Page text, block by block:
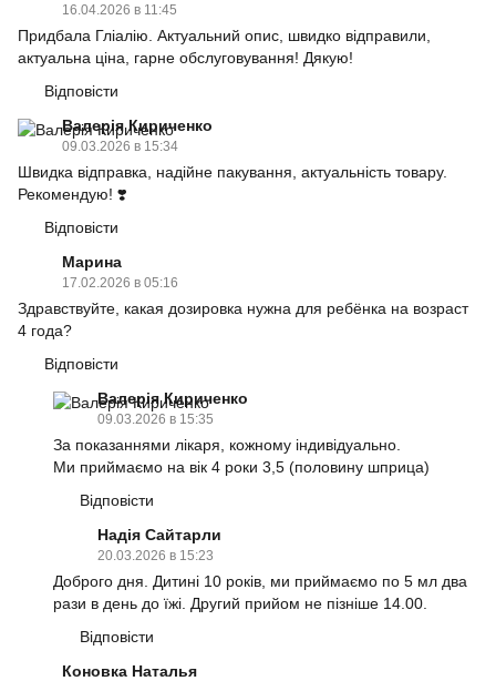
16.04.2026 в 11:45
Придбала Гліалію. Актуальний опис, швидко відправили,
актуальна ціна, гарне обслуговування! Дякую!
Відповісти
Валерія Кириченко
09.03.2026 в 15:34
Швидка відправка, надійне пакування, актуальність товару.
Рекомендую! ❣️
Відповісти
Марина
17.02.2026 в 05:16
Здравствуйте, какая дозировка нужна для ребёнка на возраст
4 года?
Відповісти
Валерія Кириченко
09.03.2026 в 15:35
За показаннями лікаря, кожному індивідуально.
Ми приймаємо на вік 4 роки 3,5 (половину шприца)
Відповісти
Надія Сайтарли
20.03.2026 в 15:23
Доброго дня. Дитині 10 років, ми приймаємо по 5 мл два
рази в день до їжі. Другий прийом не пізніше 14.00.
Відповісти
Коновка Наталья